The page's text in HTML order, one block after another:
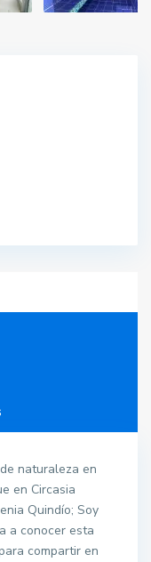
naturaleza en
en Circasia
Quindío; Soy
a conocer esta
compartir en